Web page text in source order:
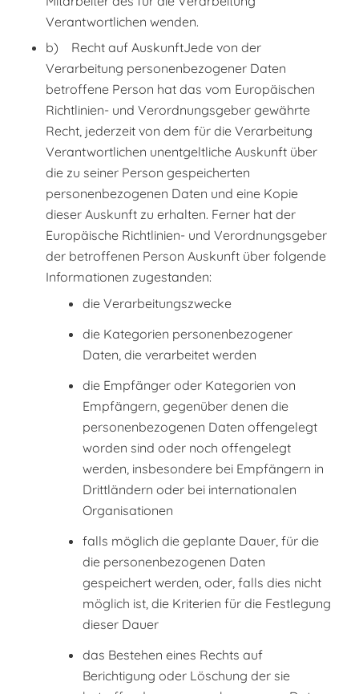
Verantwortlichen wenden.
b) Recht auf AuskunftJede von der
Verarbeitung personenbezogener Daten
betroffene Person hat das vom Europäischen
Richtlinien- und Verordnungsgeber gewährte
Recht, jederzeit von dem für die Verarbeitung
Verantwortlichen unentgeltliche Auskunft über
die zu seiner Person gespeicherten
personenbezogenen Daten und eine Kopie
dieser Auskunft zu erhalten. Ferner hat der
Europäische Richtlinien- und Verordnungsgeber
der betroffenen Person Auskunft über folgende
Informationen zugestanden:
die Verarbeitungszwecke
die Kategorien personenbezogener
Daten, die verarbeitet werden
die Empfänger oder Kategorien von
Empfängern, gegenüber denen die
personenbezogenen Daten offengelegt
worden sind oder noch offengelegt
werden, insbesondere bei Empfängern in
Drittländern oder bei internationalen
Organisationen
falls möglich die geplante Dauer, für die
die personenbezogenen Daten
gespeichert werden, oder, falls dies nicht
möglich ist, die Kriterien für die Festlegung
dieser Dauer
das Bestehen eines Rechts auf
Berichtigung oder Löschung der sie